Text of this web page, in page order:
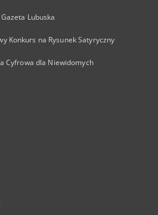
Lubuska
Konkurs na Rysunek Satyryczny
Cyfrowa dla Niewidomych